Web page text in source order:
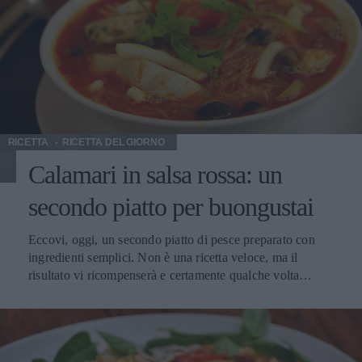
temperatura di 10 °C, è ottimo con antipasti magri, passati
di verdure dolci, piatti a base di uova e pesci d’acqua
dolce fritti ed in umido. E inoltre, con tortini di verdure,
risotto ai funghi e risotto con le quaglie, filetto di pesce
persico al vino bianco, preparazioni a base di pesce,
salame e prosciutto d’oca, prosciutto crudo, Salame di
Varzi, risotto alla certosina, zuppa alla pavese
RICETTA RICETTA DEL GIORNO
Calamari in salsa rossa: un
secondo piatto per buongustai
Eccovi, oggi, un secondo piatto di pesce preparato con
ingredienti semplici. Non è una ricetta veloce, ma il
risultato vi ricompenserà e certamente qualche volta
hanno sempre i loro amatori è per questo che si preparano
con ricette varie. Abbiamo trovato i calamari come squisito
antipasto misto mare e come secondo piatto addirittura